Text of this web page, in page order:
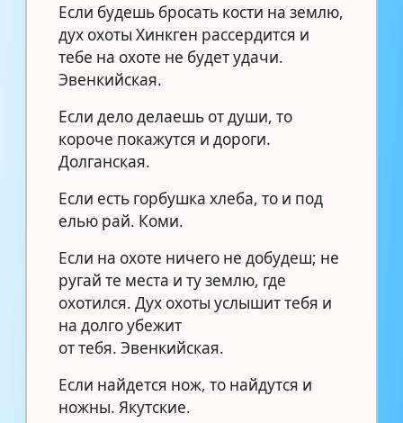
Если будешь бросать кости на землю,
дух охоты Хинкген рассердится и
тебе на охоте не будет удачи.
Эвенкийская.
Если дело делаешь от души, то
короче покажутся и дороги.
Долганская.
Если есть горбушка хлеба, то и под
елью рай. Коми.
Если на охоте ничего не добудеш; не
ругай те места и ту землю, где
охотился. Дух охоты услышит тебя и
на долго убежит
от тебя. Эвенкийская.
Если найдется нож, то найдутся и
ножны. Якутские.